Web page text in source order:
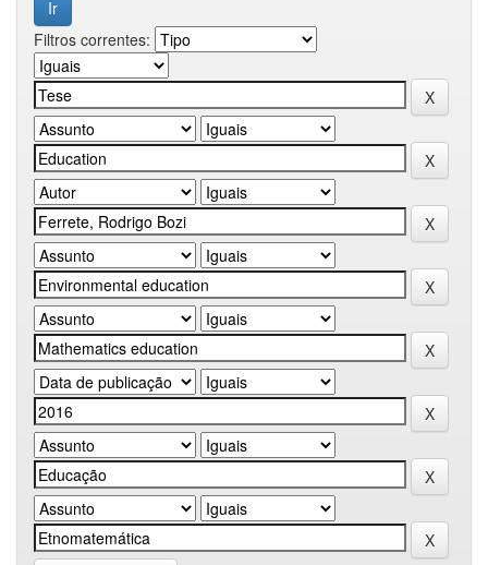
Filtros correntes: